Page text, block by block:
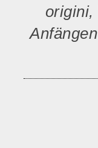
origini,
Anfängen